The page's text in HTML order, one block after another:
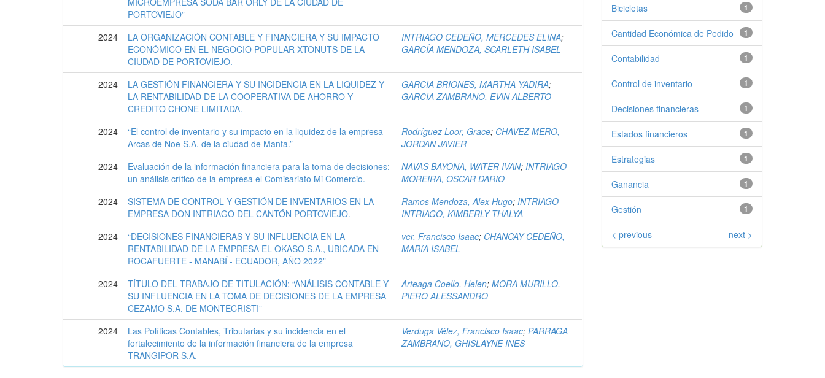
PORTOVIEJO”
2024
LA ORGANIZACIÓN CONTABLE Y FINANCIERA Y SU IMPACTO
ECONÓMICO EN EL NEGOCIO POPULAR XTONUTS DE LA
CIUDAD DE PORTOVIEJO.
INTRIAGO CEDEÑO, MERCEDES ELINA;
GARCÍA MENDOZA, SCARLETH ISABEL
2024
LA GESTIÓN FINANCIERA Y SU INCIDENCIA EN LA LIQUIDEZ Y
LA RENTABILIDAD DE LA COOPERATIVA DE AHORRO Y
CREDITO CHONE LIMITADA.
GARCIA BRIONES, MARTHA YADIRA;
GARCIA ZAMBRANO, EVIN ALBERTO
2024
“El control de inventario y su impacto en la liquidez de la empresa
Arcas de Noe S.A. de la ciudad de Manta.”
Rodríguez Loor, Grace; CHAVEZ MERO,
JORDAN JAVIER
2024
Evaluación de la información financiera para la toma de decisiones:
un análisis crítico de la empresa el Comisariato Mi Comercio.
NAVAS BAYONA, WATER IVAN;INTRIAGO
MOREIRA, OSCAR DARIO
2024
SISTEMA DE CONTROL Y GESTIÓN DE INVENTARIOS EN LA
EMPRESA DON INTRIAGO DEL CANTÓN PORTOVIEJO.
Ramos Mendoza, Alex Hugo;INTRIAGO
INTRIAGO, KIMBERLY THALYA
2024
“DECISIONES FINANCIERAS Y SU INFLUENCIA EN LA
RENTABILIDAD DE LA EMPRESA EL OKASO S.A., UBICADA EN
ROCAFUERTE - MANABÍ - ECUADOR, AÑO 2022”
ver, Francisco Isaac; CHANCAY CEDEÑO,
MARíA ISABEL
2024
TÍTULO DEL TRABAJO DE TITULACIÓN: “ANÁLISIS CONTABLE Y
SU INFLUENCIA EN LA TOMA DE DECISIONES DE LA EMPRESA
CEZAMO S.A. DE MONTECRISTI”
Arteaga Coello, Helen;MORA MURILLO,
PIERO ALESSANDRO
2024
Las Políticas Contables, Tributarias y su incidencia en el
fortalecimiento de la información financiera de la empresa
TRANGIPOR S.A.
Verduga Vélez, Francisco Isaac;PARRAGA
ZAMBRANO, GHISLAYNE INES
1
Bicicletas
1
Cantidad Económica de Pedido
1
Contabilidad
1
Control de inventario
1
Decisiones financieras
1
Estados financieros
1
Estrategias
1
Ganancia
1
Gestión
< previous next >